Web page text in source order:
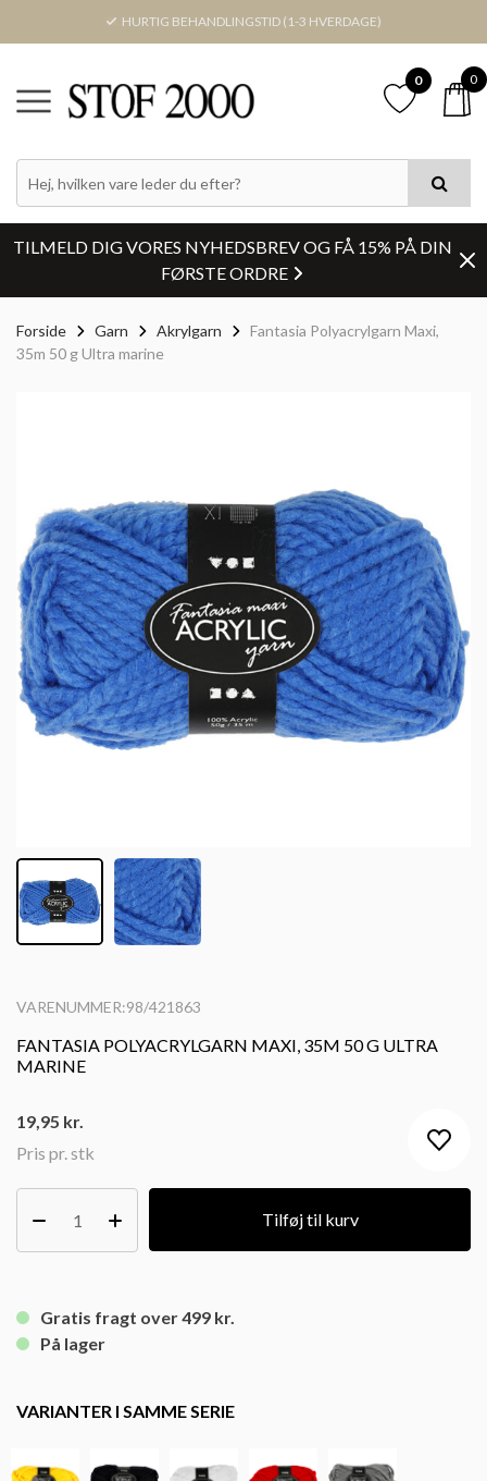
HURTIG BEHANDLINGSTID (1-3 HVERDAGE)
0 0
TILMELD DIG VORES NYHEDSBREV OG FÅ 15% PÅ DIN
FØRSTE ORDRE
Forside Garn Akrylgarn
Fantasia Polyacrylgarn Maxi,
35m 50 g Ultra marine
VARENUMMER:98/421863
FANTASIA POLYACRYLGARN MAXI, 35M 50 G ULTRA
MARINE
Pris pr. stk
19,95 kr.
Tilføj til kurv
Gratis fragt over 499 kr.
På lager
VARIANTER I SAMME SERIE